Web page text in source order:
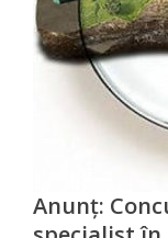
Otaci
Anunț: